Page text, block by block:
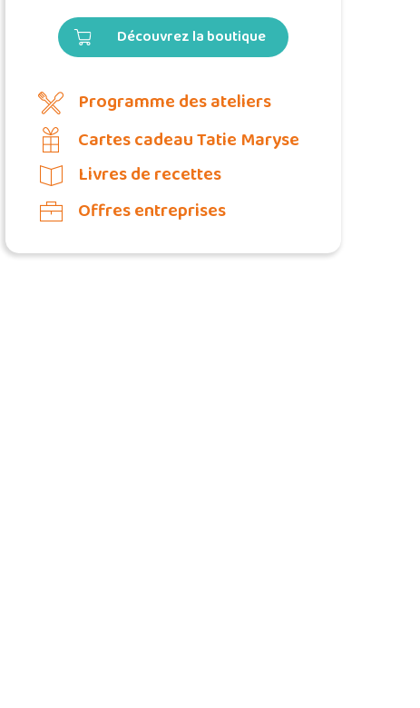
Découvrez la boutique
Programme des ateliers
Cartes cadeau Tatie Maryse
Livres de recettes
Offres entreprises